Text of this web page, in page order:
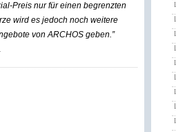
Preis nur für einen begrenzten
wird es jedoch noch weitere
von ARCHOS geben.”